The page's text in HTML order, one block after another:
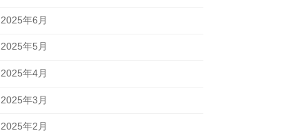
2025年6月
2025年5月
2025年4月
2025年3月
2025年2月